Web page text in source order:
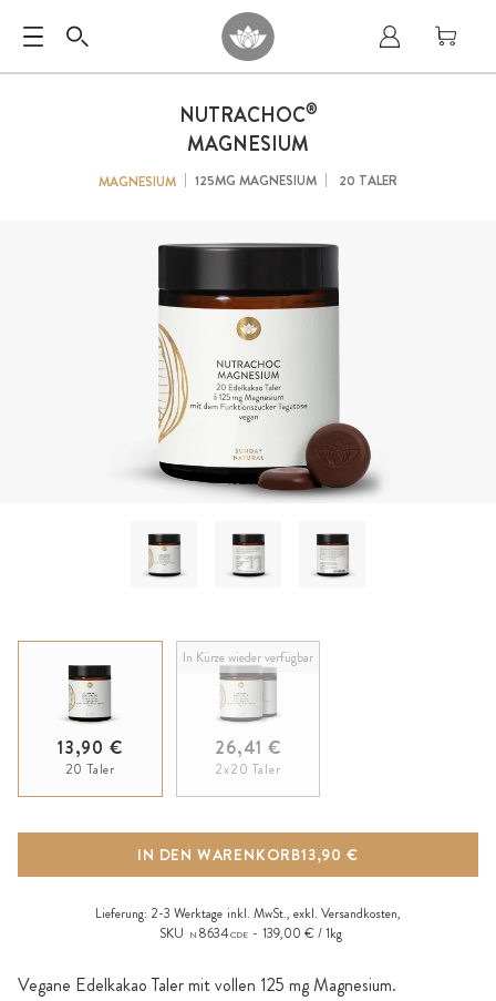
NUTRACHOC®
MAGNESIUM
MAGNESIUM 125MG MAGNESIUM 20 TALER
Vegane Edelkakao Taler mit vollen 125 mg Magnesium.
13,90 €
20 Taler
In Kürze wieder verfügbar
26,41 €
2x20 Taler
IN DEN WARENKORB13,90 €
Lieferung: 2-3 Werktage inkl. MwSt., exkl. Versandkosten,
SKU
N 8634CDE 139,00 € / 1kg